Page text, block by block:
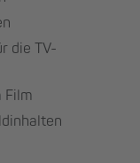
die TV-
Film